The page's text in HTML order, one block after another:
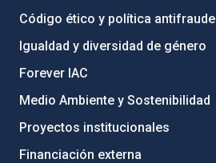
Código ético y política antifraude
Igualdad y diversidad de género
Forever IAC
Medio Ambiente y Sostenibilidad
Proyectos institucionales
Financiación externa